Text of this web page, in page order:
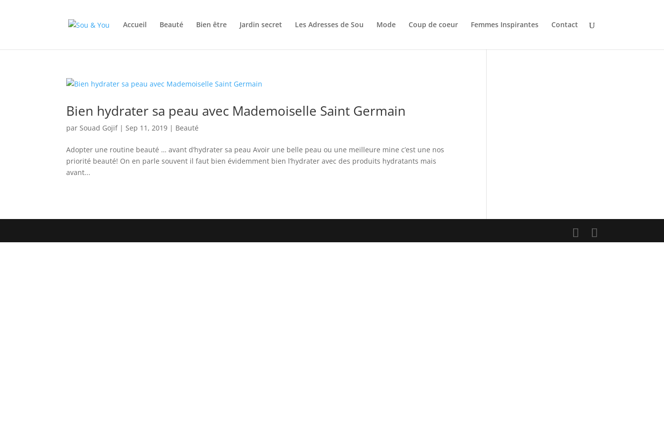
Accueil Beauté Bien être Jardin secret Les Adresses de Sou Mode Coup de coeur Femmes Inspirantes Contact
Bien hydrater sa peau avec Mademoiselle Saint Germain
parSouad Gojif|Sep 11, 2019 | Beauté
Adopter une routine beauté … avant d’hydrater sa peau Avoir une belle peau ou une meilleure mine c’est une nos
priorité beauté! On en parle souvent il faut bien évidemment bien l’hydrater avec des produits hydratants mais
avant...